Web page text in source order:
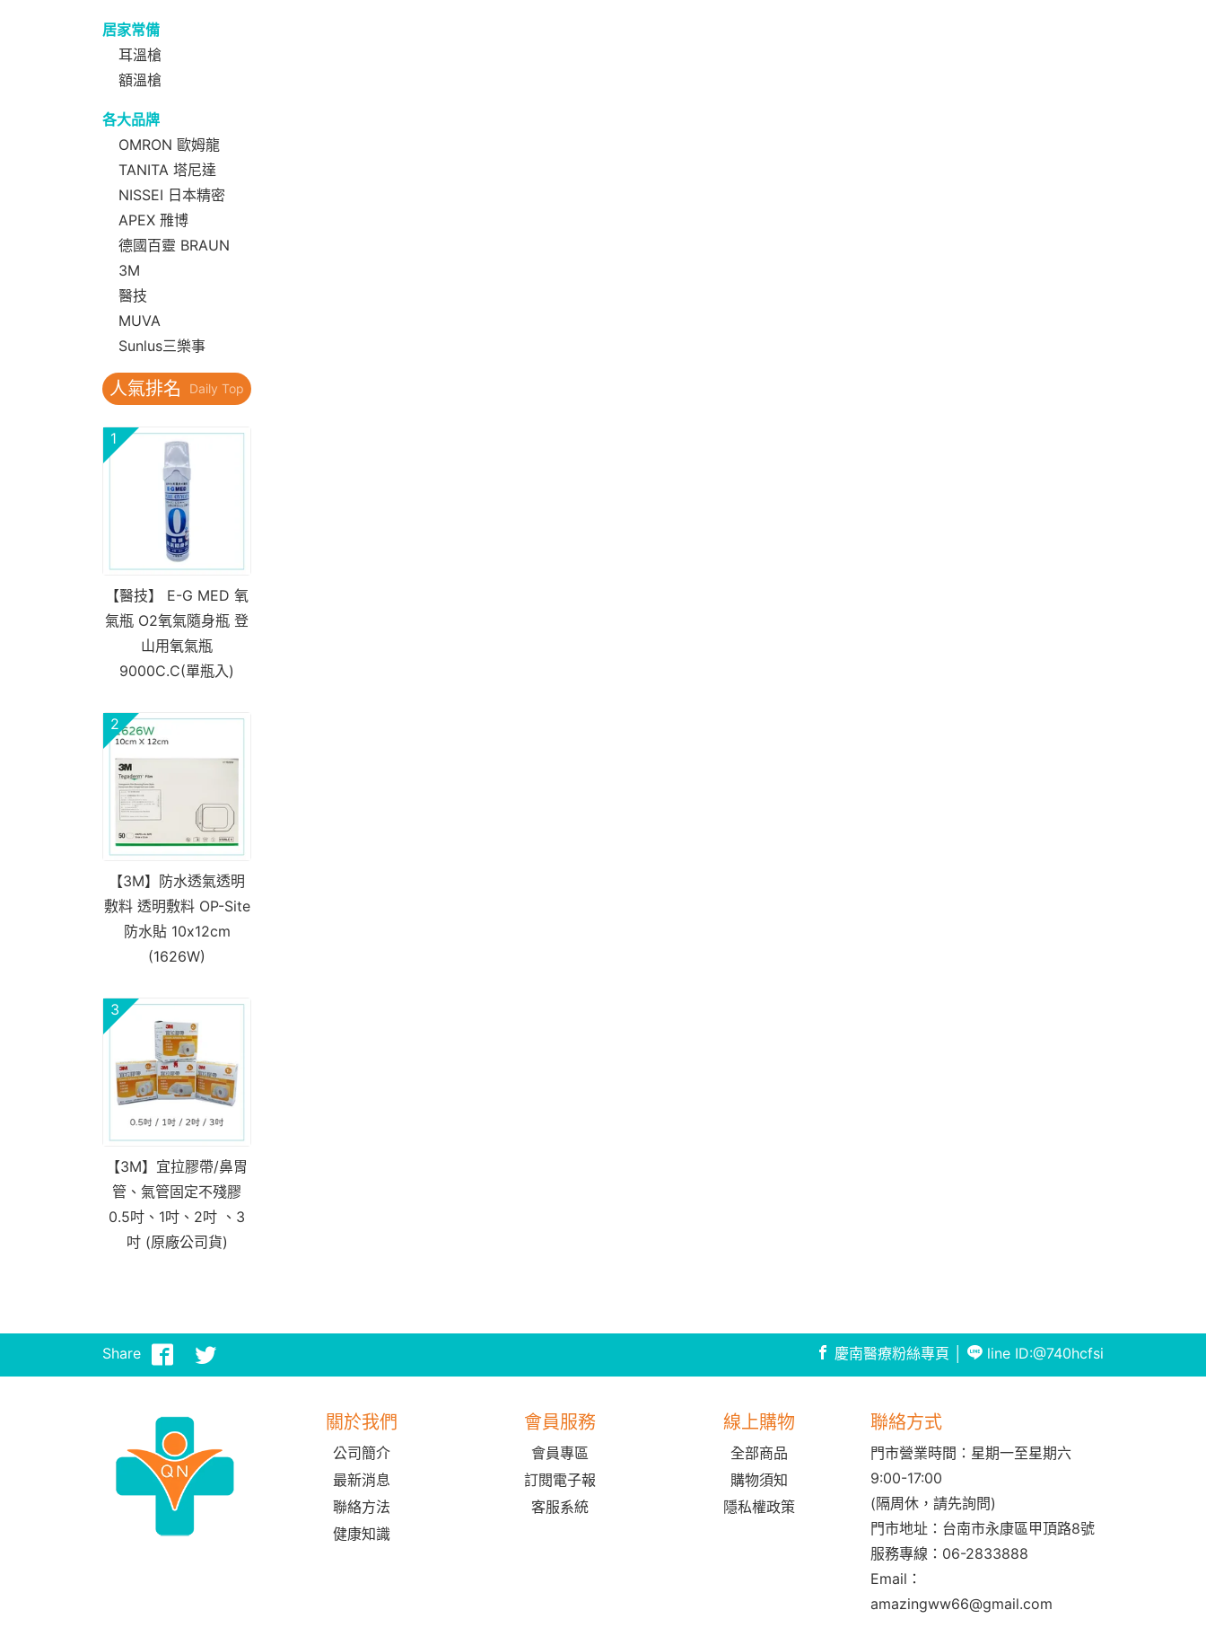
居家常備
耳溫槍
額溫槍
各大品牌
OMRON 歐姆龍
TANITA 塔尼達
NISSEI 日本精密
APEX 雃博
德國百靈 BRAUN
3M
醫技
MUVA
Sunlus三樂事
人氣排名 Daily Top
1
【醫技】 E-G MED 氧
氣瓶 O2氧氣隨身瓶 登
山用氧氣瓶
9000C.C(單瓶入)
2
【3M】防水透氣透明
敷料 透明敷料 OP-Site
防水貼 10x12cm
(1626W)
3
【3M】宜拉膠帶/鼻胃
管、氣管固定不殘膠
0.5吋、1吋、2吋 、3
吋 (原廠公司貨)
Share 慶南醫療粉絲專頁 line ID:@740hcfsi
關於我們
公司簡介
最新消息
聯絡方法
健康知識
會員服務
會員專區
訂閱電子報
客服系統
線上購物
全部商品
購物須知
隱私權政策
聯絡方式
門市營業時間：星期一至星期六
9:00-17:00
(隔周休，請先詢問)
門市地址：台南市永康區甲頂路8號
服務專線： 06-2833888
Email：
amazingww66@gmail.com